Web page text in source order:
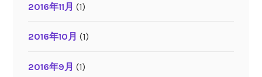
2016年11月 (1)
2016年10月 (1)
2016年9月 (1)